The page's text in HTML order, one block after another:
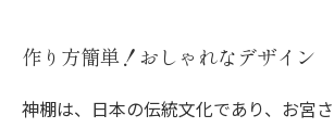
作り方簡単！おしゃれなデザイン
神棚は、日本の伝統文化であり、お宮